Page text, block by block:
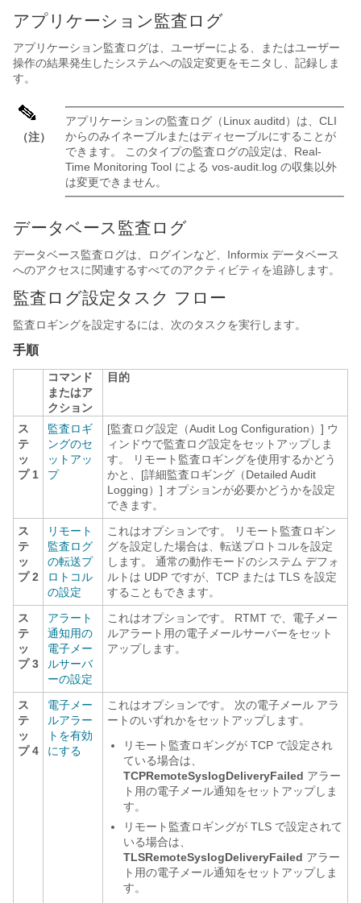
アプリケーション監査ログ
アプリケーション監査ログは、ユーザーによる、またはユーザー
操作の結果発生したシステムへの設定変更をモニタし、記録しま
す。
（注）
アプリケーションの監査ログ（Linux auditd）は、CLI
からのみイネーブルまたはディセーブルにすることが
できます。 このタイプの監査ログの設定は、Real-
Time Monitoring Tool による vos-audit.log の収集以外
は変更できません。
データベース監査ログ
データベース監査ログは、ログインなど、Informix データベース
へのアクセスに関連するすべてのアクティビティを追跡します。
監査ログ設定タスク フロー
監査ロギングを設定するには、次のタスクを実行します。
手順
コマンド
またはア
クション
目的
ス
テ
ッ
プ 1
監査ロギ
ングのセ
ットアッ
プ
[監査ログ設定（Audit Log Configuration）] ウ
ィンドウで監査ログ設定をセットアップしま
す。 リモート監査ロギングを使用するかどう
かと、[詳細監査ロギング（Detailed Audit
Logging）] オプションが必要かどうかを設定
できます。
ス
テ
ッ
プ 2
リモート
監査ログ
の転送プ
ロトコル
の設定
これはオプションです。 リモート監査ロギン
グを設定した場合は、転送プロトコルを設定
します。 通常の動作モードのシステム デフォ
ルトは UDP ですが、 TCP または TLS を設定
することもできます。
ス
テ
ッ
プ 3
アラート
通知用の
電子メー
ルサーバ
ーの設定
これはオプションです。 RTMT で、電子メー
ルアラート用の電子メールサーバーをセット
アップします。
ス
テ
ッ
プ 4
電子メー
ルアラー
トを有効
にする
これはオプションです。 次の電子メール アラ
ートのいずれかをセットアップします。
リモート監査ロギングが TCP で設定され
ている場合は、
TCPRemoteSyslogDeliveryFailed アラー
ト用の電子メール通知をセットアップしま
す。
リモート監査ロギングが TLS で設定されて
いる場合は、
TLSRemoteSyslogDeliveryFailed アラー
ト用の電子メール通知をセットアップしま
す。